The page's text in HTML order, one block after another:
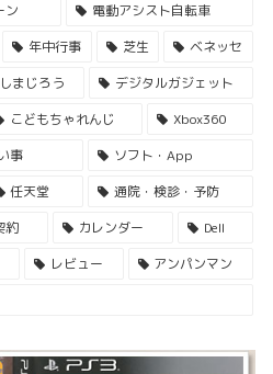
ン
電動アシスト自転車
年中行事 芝生
ベネッセ
しまじろう
デジタルガジェット
こどもちゃれんじ
Xbox360
事
ソフト・App
任天堂
通院・検診・予防
約 カレンダー
Dell
レビュー
アンパンマン